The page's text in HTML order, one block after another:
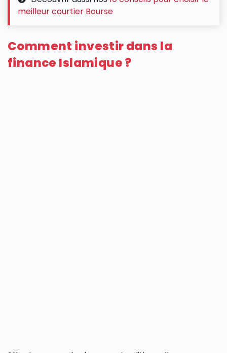
meilleur courtier Bourse
Comment investir dans la
finance Islamique ?